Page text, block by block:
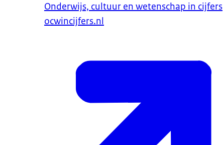
Onderwijs, cultuur en wetenschap in cijfers
ocwincijfers.nl